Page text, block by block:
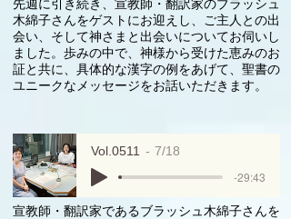
先週に引き続き、宣教師・翻訳家のブラッシュ
木綿子さんをゲストにお迎えし、ご主人との出
会い、そして神さまと出会いについてお伺いし
ました。歩みの中で、神様から受けた恵みのお
証と共に、具体的な漢字の例をあげて、聖書の
ユニークなメッセージをお話いただきます。
Vol.0511 7/18
-29:43
宣教師・翻訳家であるブラッシュ木綿子さんを